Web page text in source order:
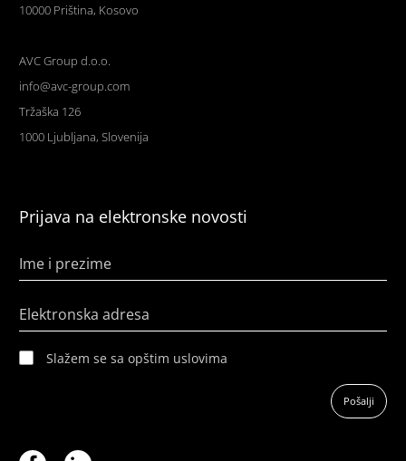
10000 Priština, Kosovo
AVC Group d.o.o.
info@avc-group.com
Tržaška 126
1000 Ljubljana, Slovenija
Prijava na elektronske novosti
Ime i prezime
Elektronska adresa
Slažem se sa opštim uslovima
Pošalji